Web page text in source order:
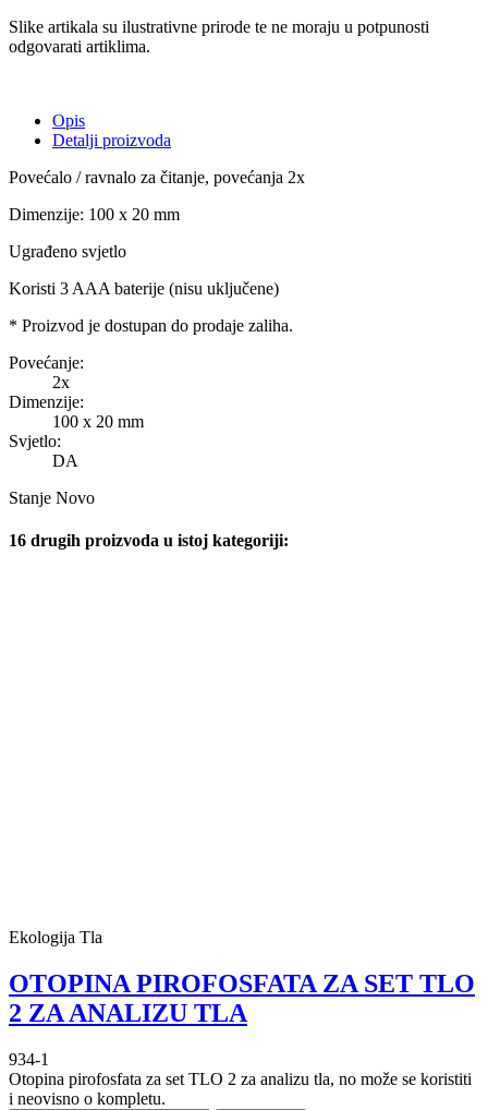
Slike artikala su ilustrativne prirode te ne moraju u potpunosti
odgovarati artiklima.
Opis
Detalji proizvoda
Povećalo / ravnalo za čitanje, povećanja 2x
Dimenzije: 100 x 20 mm
Ugrađeno svjetlo
Koristi 3 AAA baterije (nisu uključene)
* Proizvod je dostupan do prodaje zaliha.
Povećanje:
2x
Dimenzije:
100 x 20 mm
Svjetlo:
DA
Stanje Novo
16 drugih proizvoda u istoj kategoriji:
Ekologija Tla
OTOPINA PIROFOSFATA ZA SET TLO
2 ZA ANALIZU TLA
934-1
Otopina pirofosfata za set TLO 2 za analizu tla, no može se koristiti
i neovisno o kompletu.